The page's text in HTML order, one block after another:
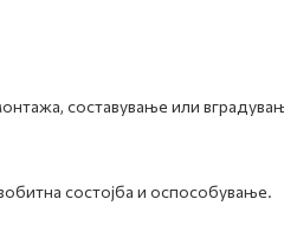
составување или
состојба и оспособување.